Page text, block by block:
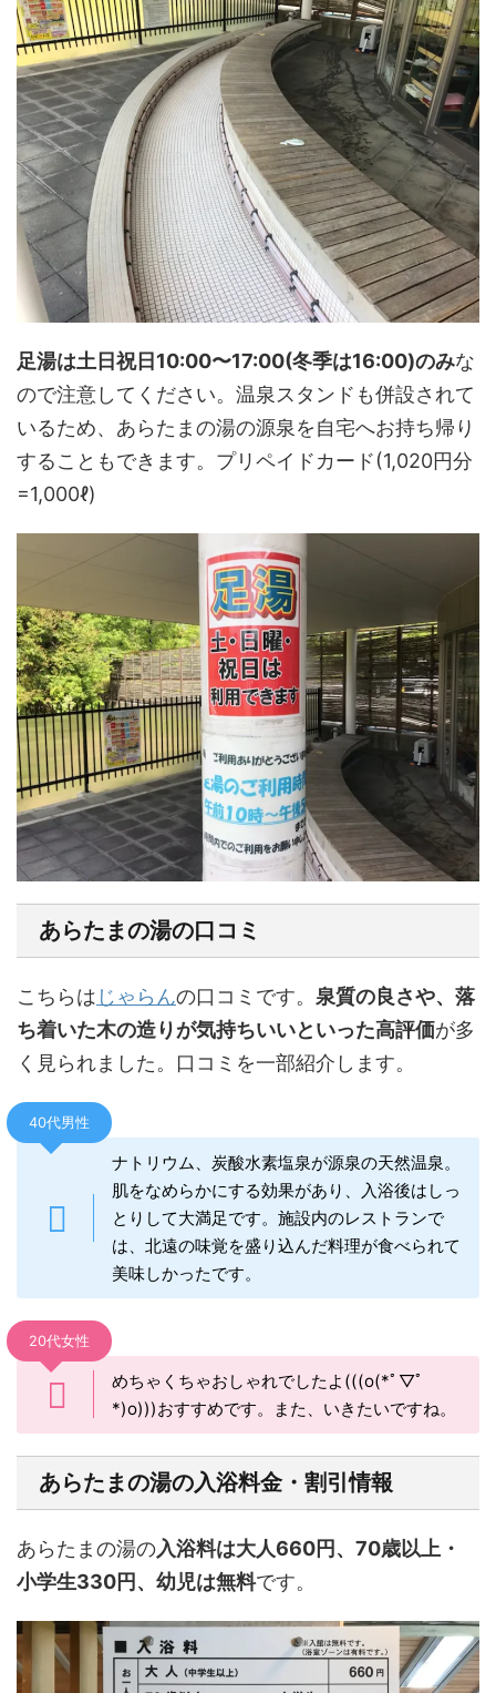
足湯は土日祝日10:00〜17:00(冬季は16:00)のみな
ので注意してください。温泉スタンドも併設されて
いるため、あらたまの湯の源泉を自宅へお持ち帰り
することもできます。プリペイドカード(1,020円分
=1,000ℓ)
あらたまの湯の口コミ
こちらは じゃらんの口コミです。 泉質の良さや、落
ち着いた木の造りが気持ちいいといった高評価が多
く見られました。口コミを一部紹介します。
40代男性
ナトリウム、炭酸水素塩泉が源泉の天然温泉。
肌をなめらかにする効果があり、入浴後はしっ
とりして大満足です。施設内のレストランで
は、北遠の味覚を盛り込んだ料理が食べられて
美味しかったです。
20代女性
めちゃくちゃおしゃれでしたよ(((o(*ﾟ▽ﾟ
*)o)))おすすめです。また、いきたいですね。
あらたまの湯の入浴料金・割引情報
あらたまの湯の入浴料は大人660円、70歳以上・
小学生330円、幼児は無料です。